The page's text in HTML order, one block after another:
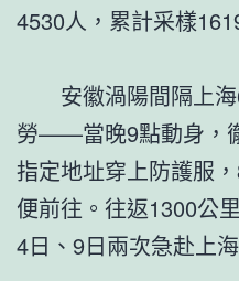
4530人，累計采樣
安徽渦陽間隔上海
勞——當晚9點動身，
指定地址穿上防護服
便前往。往返1300公
4日、9日兩次急赴上